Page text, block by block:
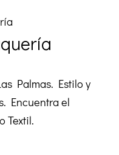
Palmas. Estilo y
Encuentra el
Textil.